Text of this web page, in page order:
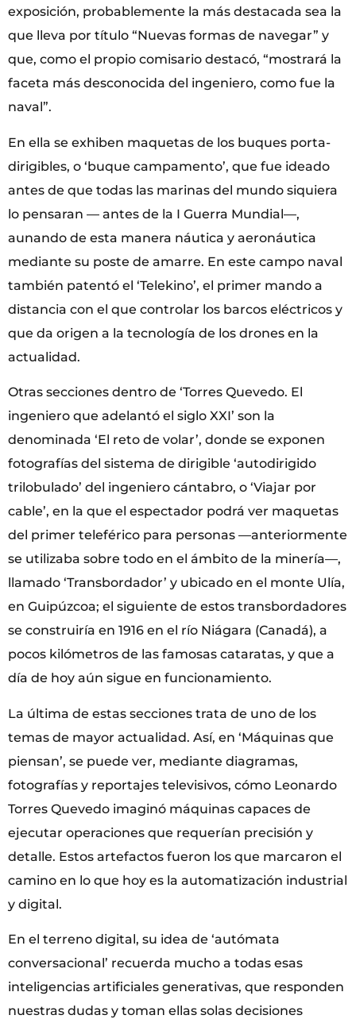
exposición, probablemente la más destacada sea la
que lleva por título “Nuevas formas de navegar” y
que, como el propio comisario destacó, “mostrará la
faceta más desconocida del ingeniero, como fue la
naval”.
En ella se exhiben maquetas de los buques porta-
dirigibles, o ‘buque campamento’, que fue ideado
antes de que todas las marinas del mundo siquiera
lo pensaran — antes de la I Guerra Mundial—,
aunando de esta manera náutica y aeronáutica
mediante su poste de amarre. En este campo naval
también patentó el ‘Telekino’, el primer mando a
distancia con el que controlar los barcos eléctricos y
que da origen a la tecnología de los drones en la
actualidad.
Otras secciones dentro de ‘Torres Quevedo. El
ingeniero que adelantó el siglo XXI’ son la
denominada ‘El reto de volar’, donde se exponen
fotografías del sistema de dirigible ‘autodirigido
trilobulado’ del ingeniero cántabro, o ‘Viajar por
cable’, en la que el espectador podrá ver maquetas
del primer teleférico para personas —anteriormente
se utilizaba sobre todo en el ámbito de la minería—,
llamado ‘Transbordador’ y ubicado en el monte Ulía,
en Guipúzcoa; el siguiente de estos transbordadores
se construiría en 1916 en el río Niágara (Canadá), a
pocos kilómetros de las famosas cataratas, y que a
día de hoy aún sigue en funcionamiento.
La última de estas secciones trata de uno de los
temas de mayor actualidad. Así, en ‘Máquinas que
piensan’, se puede ver, mediante diagramas,
fotografías y reportajes televisivos, cómo Leonardo
Torres Quevedo imaginó máquinas capaces de
ejecutar operaciones que requerían precisión y
detalle. Estos artefactos fueron los que marcaron el
camino en lo que hoy es la automatización industrial
y digital.
En el terreno digital, su idea de ‘autómata
conversacional’ recuerda mucho a todas esas
inteligencias artificiales generativas, que responden
nuestras dudas y toman ellas solas decisiones